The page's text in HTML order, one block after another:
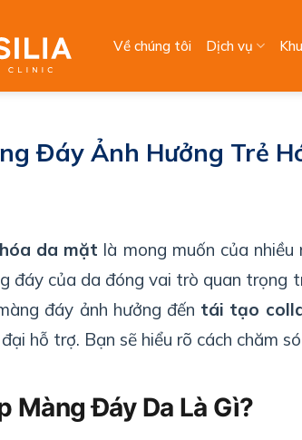
Về chúng tôi Dịch vụ
Đáy Ảnh Hưởng Trẻ
da mặt là mong muốn của
đáy của da đóng vai trò quan trọng
đáy ảnh hưởng đến tái tạo
hỗ trợ. Bạn sẽ hiểu rõ cách chăm
Màng Đáy Da Là Gì?